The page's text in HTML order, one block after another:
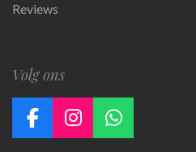
Reviews
Volg ons
F
I
W